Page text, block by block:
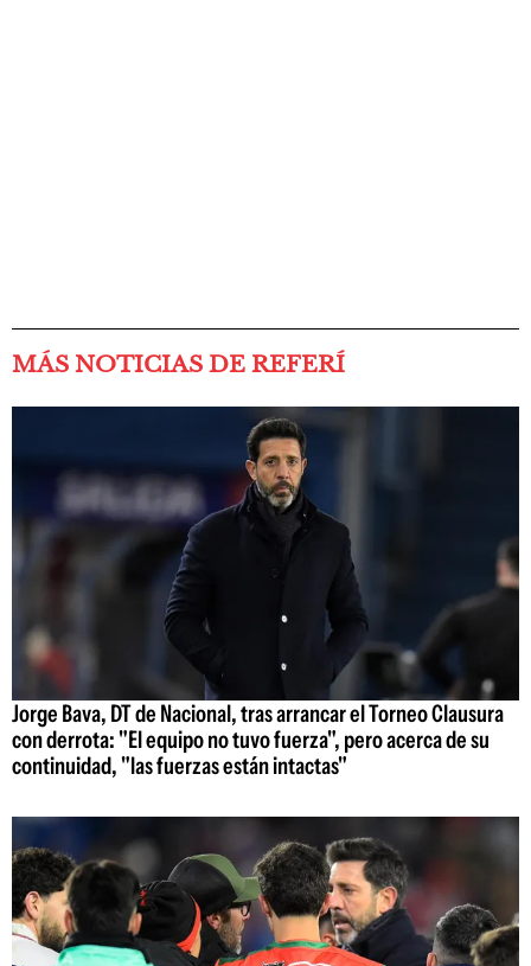
MÁS NOTICIAS DE REFERÍ
Jorge Bava, DT de Nacional, tras arrancar el Torneo Clausura
con derrota: "El equipo no tuvo fuerza", pero acerca de su
continuidad, "las fuerzas están intactas"